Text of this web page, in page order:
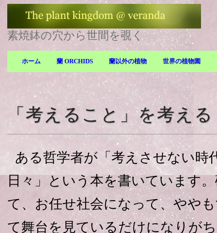
素焼鉢の穴から世間を覗く
ホーム 蘭 ORCHIDS 蘭以外の植物 世界の植物園
「考えること」を考える
ある哲学者が「考えさせない時
日々」という本を書いています
て、お任せ社会になって、やや
て舞台を見ているだけになりが